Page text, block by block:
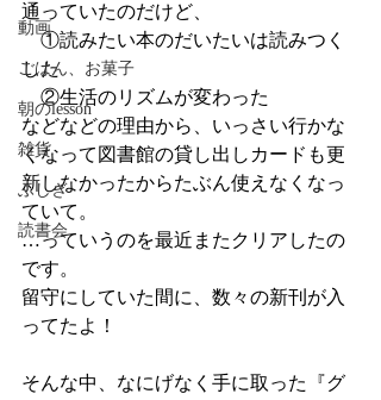
動画
ごはん、お菓子
朝のlesson
雑貨
ふしぎ
読書会
通っていたのだけど、
①読みたい本のだいたいは読みつく
した
②生活のリズムが変わった
などなどの理由から、いっさい行かな
くなって図書館の貸し出しカードも更
新しなかったからたぶん使えなくなっ
ていて。
…っていうのを最近またクリアしたの
です。
留守にしていた間に、数々の新刊が入
ってたよ！
そんな中、なにげなく手に取った『グ